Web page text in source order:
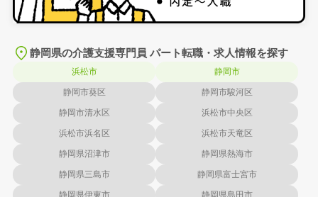
静岡県の介護支援専門員 パート転職・求人情報を探す
浜松市 静岡市
静岡市葵区 静岡市駿河区
静岡市清水区 浜松市中央区
浜松市浜名区 浜松市天竜区
静岡県沼津市 静岡県熱海市
静岡県三島市 静岡県富士宮市
静岡県伊東市 静岡県島田市